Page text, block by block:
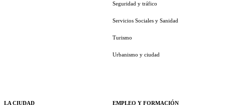
LA CIUDAD
Seguridad y tráfico
Servicios Sociales y Sanidad
Turismo
Urbanismo y ciudad
EMPLEO Y FORMACIÓN